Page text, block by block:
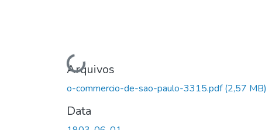
Carregando...
Arquivos
o-commercio-de-sao-paulo-3315.pdf(2,57 MB)
Data